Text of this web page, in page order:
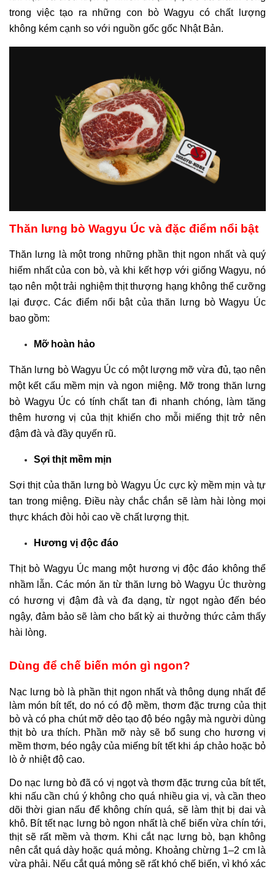
trong việc tạo ra những con bò Wagyu có chất lượng
không kém cạnh so với nguồn gốc gốc Nhật Bản.
Thăn lưng bò Wagyu Úc và đặc điểm nổi bật
Thăn lưng là một trong những phần thịt ngon nhất và quý
hiếm nhất của con bò, và khi kết hợp với giống Wagyu, nó
tạo nên một trải nghiệm thịt thượng hạng không thể cưỡng
lại được. Các điểm nổi bật của thăn lưng bò Wagyu Úc
bao gồm:
Mỡ hoàn hảo
Thăn lưng bò Wagyu Úc có một lượng mỡ vừa đủ, tạo nên
một kết cấu mềm mịn và ngon miệng. Mỡ trong thăn lưng
bò Wagyu Úc có tính chất tan đi nhanh chóng, làm tăng
thêm hương vị của thịt khiến cho mỗi miếng thịt trở nên
đậm đà và đầy quyến rũ.
Sợi thịt mềm mịn
Sợi thịt của thăn lưng bò Wagyu Úc cực kỳ mềm mịn và tự
tan trong miệng. Điều này chắc chắn sẽ làm hài lòng mọi
thực khách đòi hỏi cao về chất lượng thịt.
Hương vị độc đáo
Thịt bò Wagyu Úc mang một hương vị độc đáo không thể
nhầm lẫn. Các món ăn từ thăn lưng bò Wagyu Úc thường
có hương vị đậm đà và đa dạng, từ ngọt ngào đến béo
ngậy, đảm bảo sẽ làm cho bất kỳ ai thưởng thức cảm thấy
hài lòng.
Dùng để chế biến món gì ngon?
Nạc lưng bò là phần thịt ngon nhất và thông dụng nhất để
làm món bít tết, do nó có độ mềm, thơm đặc trưng của thịt
bò và có pha chút mỡ dẻo tạo độ béo ngậy mà người dùng
thịt bò ưa thích. Phần mỡ này sẽ bổ sung cho hương vị
mềm thơm, béo ngậy của miếng bít tết khi áp chảo hoặc bỏ
lò ở nhiệt độ cao.
Do nạc lưng bò đã có vị ngọt và thơm đặc trưng của bít tết,
khi nấu cần chú ý không cho quá nhiều gia vị, và cần theo
dõi thời gian nấu để không chín quá, sẽ làm thịt bị dai và
khô. Bít tết nạc lưng bò ngon nhất là chế biến vừa chín tới,
thịt sẽ rất mềm và thơm. Khi cắt nạc lưng bò, bạn không
nên cắt quá dày hoặc quá mỏng. Khoảng chừng 1–2 cm là
vừa phải. Nếu cắt quá mỏng sẽ rất khó chế biến, vì khó xác